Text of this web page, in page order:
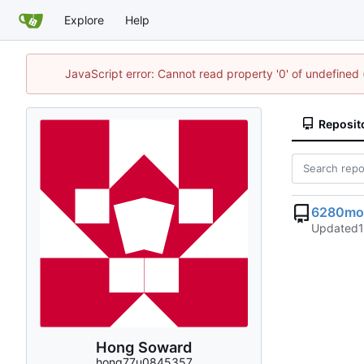
Explore Help
JavaScript error: Cannot read property '0' of
Hong Soward
Updated